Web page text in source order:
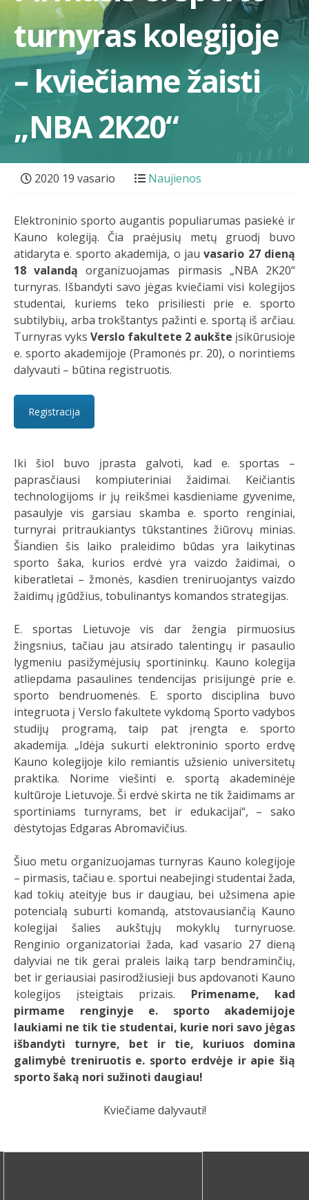
turnyras kolegijoje
– kviečiame žaisti
„NBA 2K20“
2020 19 vasario Naujienos
Elektroninio sporto augantis populiarumas pasiekė ir
Kauno kolegiją. Čia praėjusių metų gruodį buvo
atidaryta e. sporto akademija, o jauvasario 27 dieną
18 valandą organizuojamas pirmasis „NBA 2K20“
turnyras. Išbandyti savo jėgas kviečiami visi kolegijos
studentai, kuriems teko prisiliesti prie e. sporto
subtilybių, arba trokštantys pažinti e. sportą iš arčiau.
Turnyras vyks Verslo fakultete 2 aukšte įsikūrusioje
e. sporto akademijoje (Pramonės pr. 20), o norintiems
dalyvauti – būtina registruotis.
Registracija
Iki šiol buvo įprasta galvoti, kad e. sportas –
paprasčiausi kompiuteriniai žaidimai. Keičiantis
technologijoms ir jų reikšmei kasdieniame gyvenime,
pasaulyje vis garsiau skamba e. sporto renginiai,
turnyrai pritraukiantys tūkstantines žiūrovų minias.
Šiandien šis laiko praleidimo būdas yra laikytinas
sporto šaka, kurios erdvė yra vaizdo žaidimai, o
kiberatletai – žmonės, kasdien treniruojantys vaizdo
žaidimų įgūdžius, tobulinantys komandos strategijas.
E. sportas Lietuvoje vis dar žengia pirmuosius
žingsnius, tačiau jau atsirado talentingų ir pasaulio
lygmeniu pasižymėjusių sportininkų. Kauno kolegija
atliepdama pasaulines tendencijas prisijungė prie e.
sporto bendruomenės. E. sporto disciplina buvo
integruota į Verslo fakultete vykdomą Sporto vadybos
studijų programą, taip pat įrengta e. sporto
akademija. „Idėja sukurti elektroninio sporto erdvę
Kauno kolegijoje kilo remiantis užsienio universitetų
praktika. Norime viešinti e. sportą akademinėje
kultūroje Lietuvoje. Ši erdvė skirta ne tik žaidimams ar
sportiniams turnyrams, bet ir edukacijai“, – sako
dėstytojas Edgaras Abromavičius.
Šiuo metu organizuojamas turnyras Kauno kolegijoje
– pirmasis, tačiau e. sportui neabejingi studentai žada,
kad tokių ateityje bus ir daugiau, bei užsimena apie
potencialą suburti komandą, atstovausiančią Kauno
kolegijai šalies aukštųjų mokyklų turnyruose.
Renginio organizatoriai žada, kad vasario 27 dieną
dalyviai ne tik gerai praleis laiką tarp bendraminčių,
bet ir geriausiai pasirodžiusieji bus apdovanoti Kauno
kolegijos įsteigtais prizais. Primename, kad
pirmame renginyje e. sporto akademijoje
laukiami ne tik tie studentai, kurie nori savo jėgas
išbandyti turnyre, bet ir tie, kuriuos domina
galimybė treniruotis e. sporto erdvėje ir apie šią
sporto šaką nori sužinoti daugiau!
Kviečiame dalyvauti!